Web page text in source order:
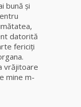
vrăjitoare
Rodica
Gheorghe,
fiică a
Mamei
bună și
datorită
fericiţi
vrăjitoare
mine m-